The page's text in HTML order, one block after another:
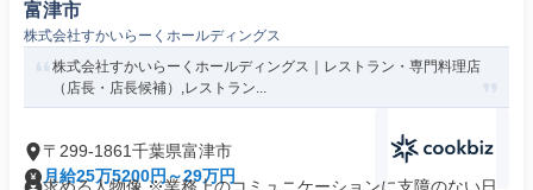
富津市
株式会社すかいらーくホールディングス
株式会社すかいらーくホールディングス｜レストラン・専門料理店
（店長・店長候補）,レストラン...
〒299-1861千葉県富津市
月給25万5200円～29万円